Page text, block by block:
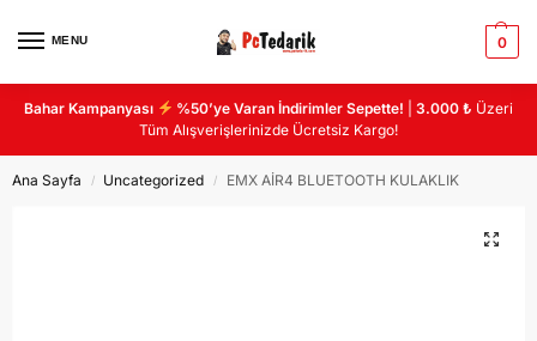
MENU 0
Bahar Kampanyası %50’ye Varan İndirimler Sepette! |3.000 ₺ Üzeri
Tüm Alışverişlerinizde Ücretsiz Kargo!
Ana Sayfa / Uncategorized / EMX AİR4 BLUETOOTH KULAKLIK